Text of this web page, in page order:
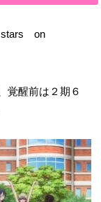
stars on
覚醒前は２期６